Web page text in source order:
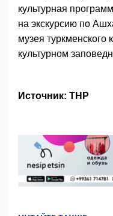
культурная
на экскурсию по
музея туркменского
культурном
Источник: ТНР